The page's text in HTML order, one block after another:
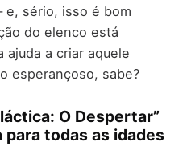
e, sério, isso é bom
do elenco está
ajuda a criar aquele
esperançoso, sabe?
O Despertar”
todas as idades